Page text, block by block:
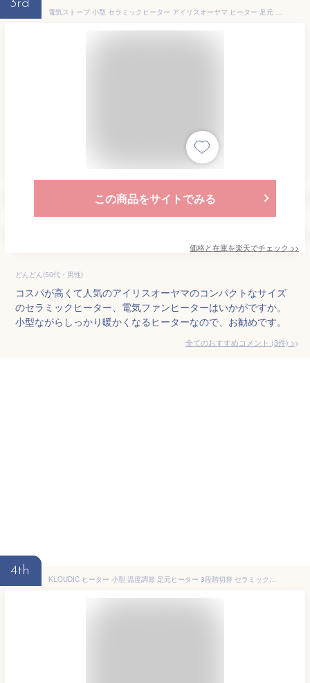
3rd
電気ストーブ 小型 セラミックヒーター アイリスオーヤマ ヒーター 足元 オフィス セラミック おしゃれ 即暖 コンパクト 省エネ 電気 節電 軽量 安全 セラミックファン 白 PCH-12B-W
この商品をサイトでみる
価格と在庫を楽天でチェック >>
どんどん(50代・男性)
コスパが高くて人気のアイリスオーヤマのコンパクトなサイズ
のセラミックヒーター、電気ファンヒーターはいかがですか。
小型ながらしっかり暖かくなるヒーターなので、お勧めです。
全てのおすすめコメント (3件) >
4th
KLOUDIC ヒーター 小型 温度調節 足元ヒーター 3段階切替 セラミックヒーター 首振り 電気ヒーター 足元 電気ストーブ 省エネ コンパクト 静音 電気ファンヒーター セラミックファンヒーター 脱衣所 トイレ オフィス